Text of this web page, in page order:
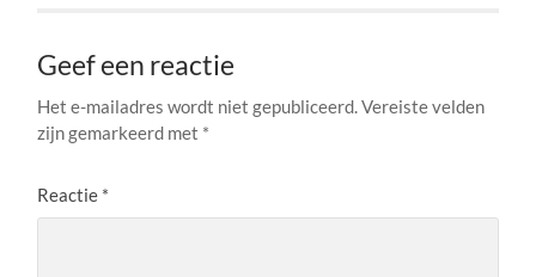
Geef een reactie
Het e-mailadres wordt niet gepubliceerd.Vereiste velden
zijn gemarkeerd met *
Reactie *